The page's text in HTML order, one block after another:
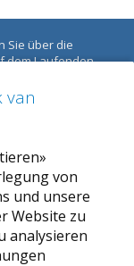
van
von
und unsere
Website zu
analysieren
Sie über die
dem Laufenden.